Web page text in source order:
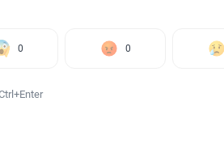
0 0